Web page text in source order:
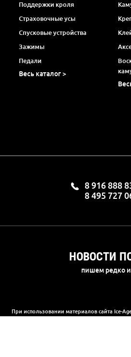
Поддержки кроля
Страховочные усы
Спусковые устройства
Зажимы
Педали
Весь каталог >
8 916 888
8 495 727
НОВОСТИ
пишем редко
При использовании материалов сайта Ice-